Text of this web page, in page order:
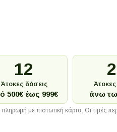
12
Άτοκες δόσεις
500€ έως 999€ άνω
με πιστωτική κάρτα. Οι τιμές